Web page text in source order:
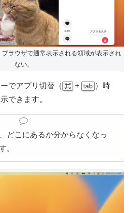
ラウザで通常表示される領域が表示され
ない。
でアプリ切替（ ⌘ + tab ）時
できます。
どこにあるか分からなくなっ
。